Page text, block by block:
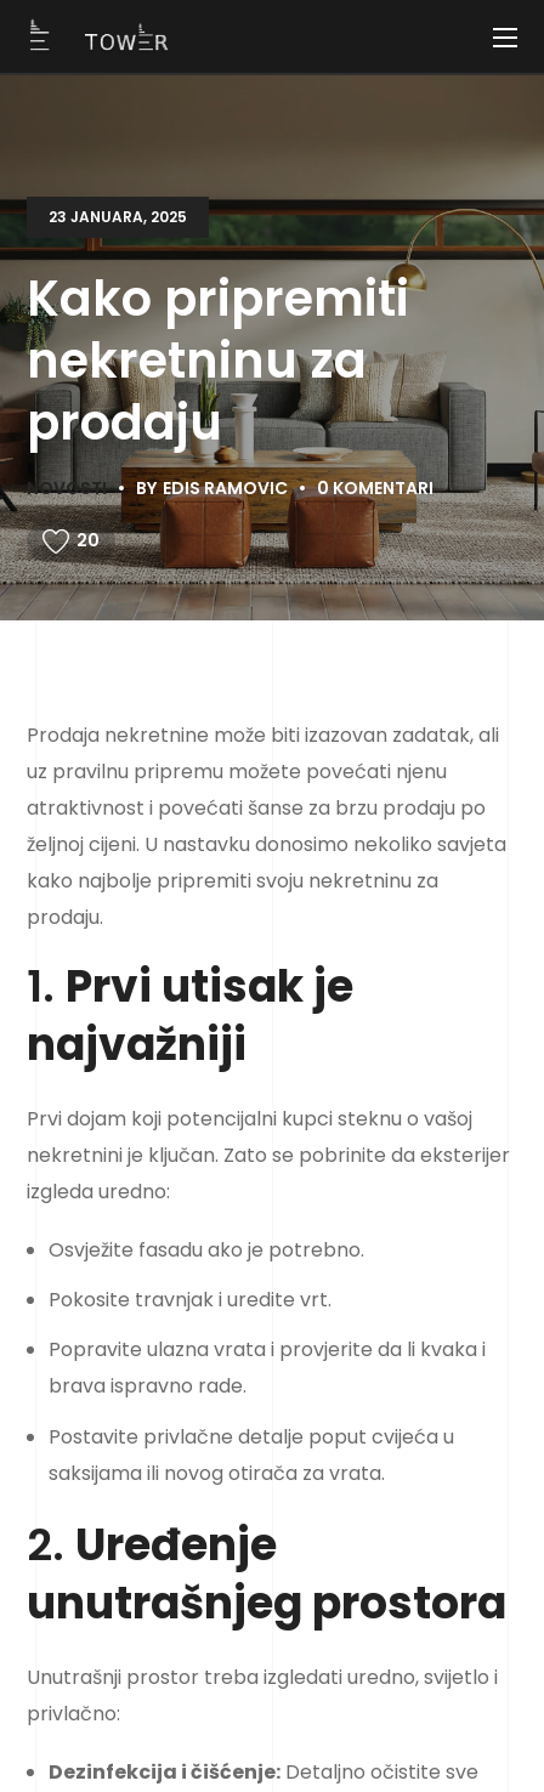
23 JANUARA, 2025
Kako pripremiti
nekretninu za
prodaju
NOVOSTI BYEDIS RAMOVIC 0 KOMENTARI
20
Prodaja nekretnine može biti izazovan zadatak, ali
uz pravilnu pripremu možete povećati njenu
atraktivnost i povećati šanse za brzu prodaju po
željnoj cijeni. U nastavku donosimo nekoliko savjeta
kako najbolje pripremiti svoju nekretninu za
prodaju.
1. Prvi utisak je
najvažniji
Prvi dojam koji potencijalni kupci steknu o vašoj
nekretnini je ključan. Zato se pobrinite da eksterijer
izgleda uredno:
Osvježite fasadu ako je potrebno.
Pokosite travnjak i uredite vrt.
Popravite ulazna vrata i provjerite da li kvaka i
brava ispravno rade.
Postavite privlačne detalje poput cvijeća u
saksijama ili novog otirača za vrata.
2. Uređenje
unutrašnjeg prostora
Unutrašnji prostor treba izgledati uredno, svijetlo i
privlačno:
Dezinfekcija i čišćenje: Detaljno očistite sve